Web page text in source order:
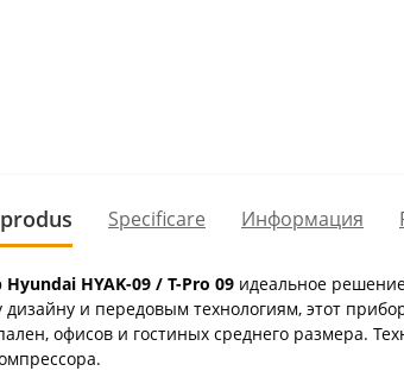
Specificare Информация
HYAK-09 / T-Pro 09 идеальное
и передовым технологиям, этот
офисов и гостиных среднего размера.